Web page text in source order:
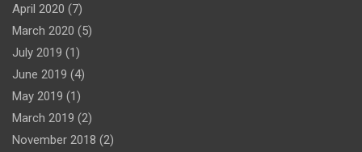
April 2020 (7)
March 2020 (5)
July 2019 (1)
June 2019 (4)
May 2019 (1)
March 2019 (2)
November 2018 (2)